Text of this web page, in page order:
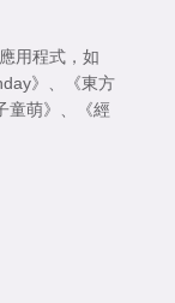
用程式，如
》
《東方
童萌》
《經